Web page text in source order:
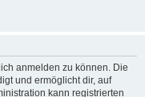
anmelden zu können. Die
und ermöglicht dir, auf
kann registrierten